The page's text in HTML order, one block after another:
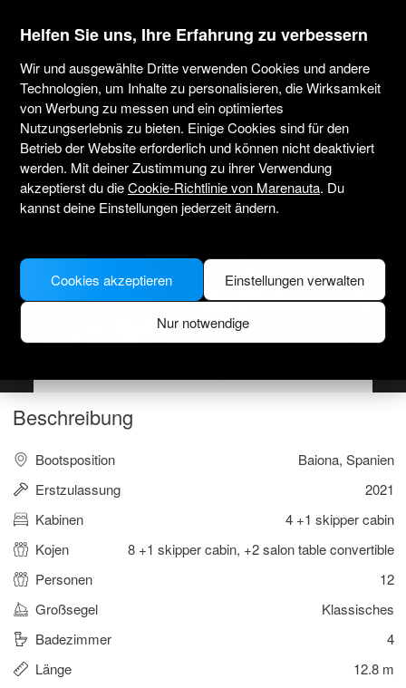
marenauta
Lagoon 42 - Baiona
4.8(2 über Charter) Nur ohne Skipper
Professionell
Monte Real Club de Yates de Baiona
Verifiziertes Boot
Beschreibung
Bootsposition
Baiona, Spanien
Erstzulassung
2021
Kabinen
4 +1 skipper cabin
Kojen
8 +1 skipper cabin, +2 salon table convertible
Personen
12
Großsegel
Klassisches
Badezimmer
4
Länge
12.8 m
Helfen Sie uns, Ihre Erfahrung zu verbessern
Wir und ausgewählte Dritte verwenden Cookies und andere
Technologien, um Inhalte zu personalisieren, die Wirksamkeit
von Werbung zu messen und ein optimiertes
Nutzungserlebnis zu bieten. Einige Cookies sind für den
Betrieb der Website erforderlich und können nicht deaktiviert
werden. Mit deiner Zustimmung zu ihrer Verwendung
akzeptierst du dieCookie-Richtlinie von Marenauta. Du
kannst deine Einstellungen jederzeit ändern.
Einstellungen verwalten
Nur notwendige
Cookies akzeptieren